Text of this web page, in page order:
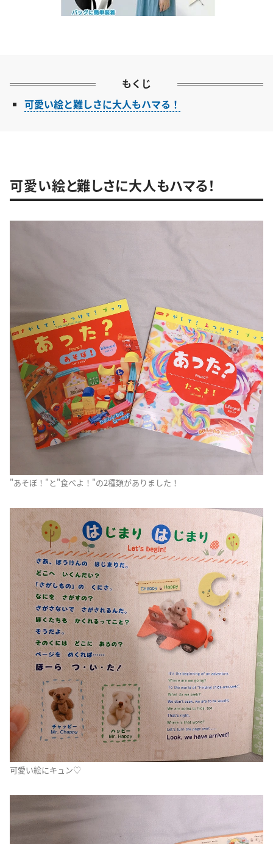
もくじ
可愛い絵と難しさに大人もハマる！
可愛い絵と難しさに大人もハマる！
"あそぼ！"と"食べよ！"の2種類がありました！
可愛い絵にキュン♡